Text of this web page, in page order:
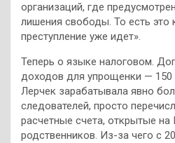
организаций, где
лишения свободы. То есть это
преступление уже идет».
Теперь о языке налоговом.
доходов для упрощенки — 150
Лерчек зарабатывала явно
следователей, просто
расчетные счета, открытые на
родственников. Из-за чего с